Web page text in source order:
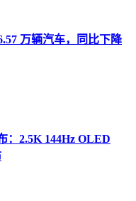
万辆汽车，同比下降
：2.5K 144Hz OLED